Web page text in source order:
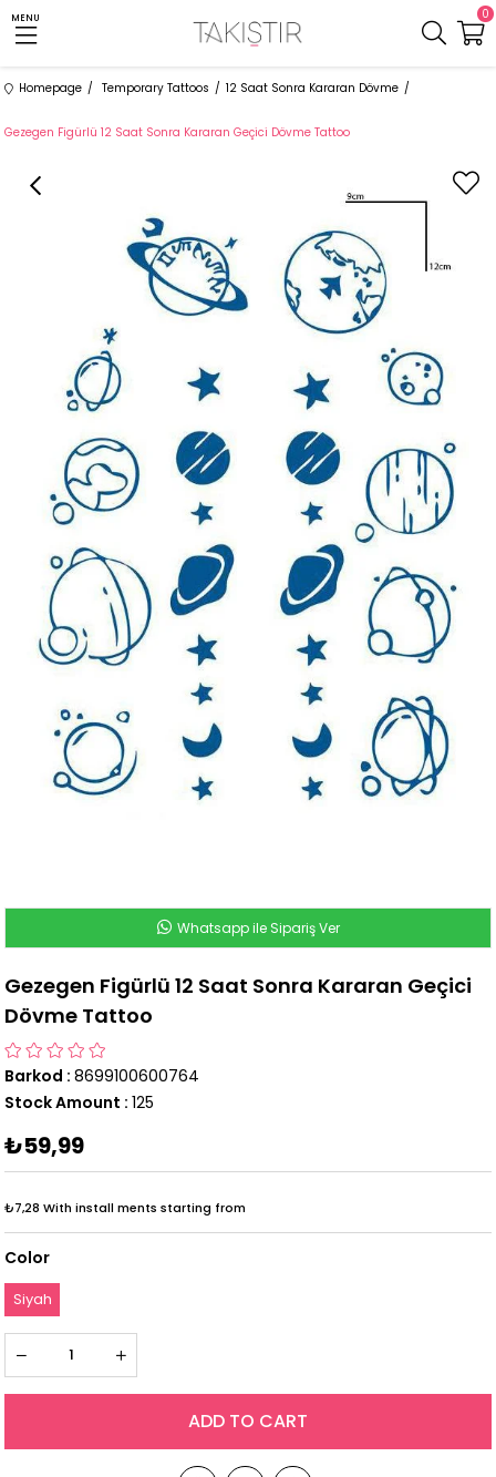
MENU 0
Homepage Temporary Tattoos 12 Saat Sonra Kararan Dövme
Gezegen Figürlü 12 Saat Sonra Kararan Geçici Dövme Tattoo
Whatsapp ile Sipariş Ver
Gezegen Figürlü 12 Saat Sonra Kararan Geçici
Dövme Tattoo
Barkod : 8699100600764
Stock Amount : 125
₺59,99
₺7,28 With install ments starting from
Color
Siyah